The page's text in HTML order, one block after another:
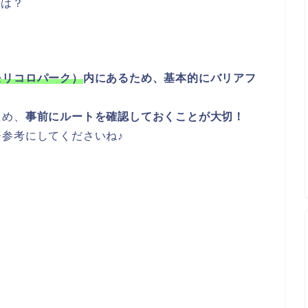
？
コロパーク）内にあるため、基本的にバリアフ
、 事前にルートを確認しておくことが大切！
考にしてくださいね♪